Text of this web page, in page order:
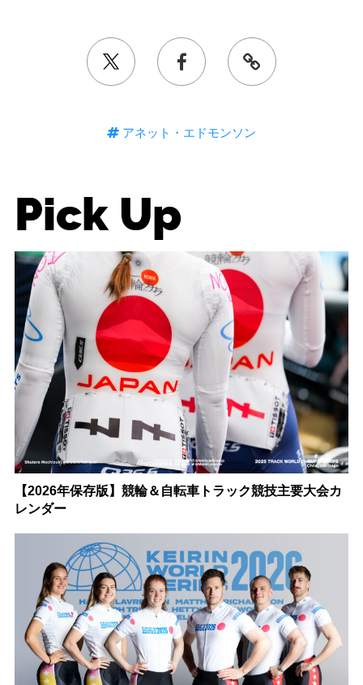
アネット・エドモンソン
Pick Up
【2026年保存版】競輪＆自転車トラック競技主要大会カ
レンダー